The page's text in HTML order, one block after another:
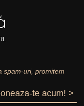
spam-uri, promitem
te acum! >